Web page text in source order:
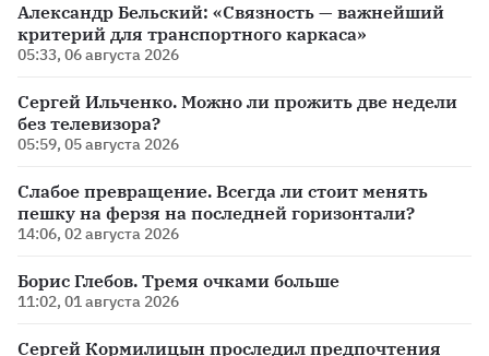
Александр Бельский: «Связность — важнейший
критерий для транспортного каркаса»
05:33, 06 августа 2026
Сергей Ильченко. Можно ли прожить две недели
без телевизора?
05:59, 05 августа 2026
Слабое превращение. Всегда ли стоит менять
пешку на ферзя на последней горизонтали?
14:06, 02 августа 2026
Борис Глебов. Тремя очками больше
11:02, 01 августа 2026
Сергей Кормилицын проследил предпочтения